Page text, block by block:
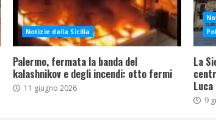
Notizie dalla Sicilia
Palermo, fermata la banda del
kalashnikov e degli incendi: otto fermi
11 giugno 2026
La
9